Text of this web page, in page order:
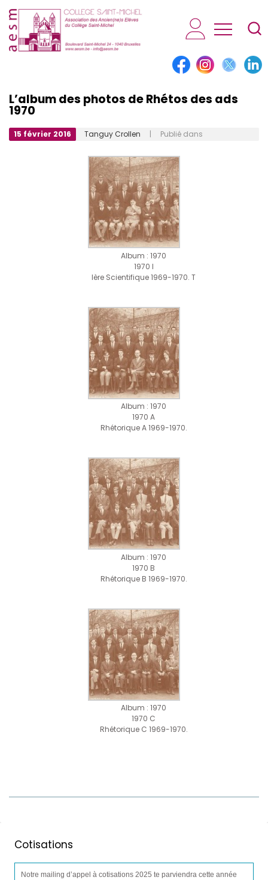
AESM...
L’album des photos de Rhétos des ads
1970
15 février 2016 Tanguy Crollen | Publié dans
Album : 1970
1970 I
Ière Scientifique 1969-1970. T
Album : 1970
1970 A
Rhétorique A 1969-1970.
Album : 1970
1970 B
Rhétorique B 1969-1970.
Album : 1970
1970 C
Rhétorique C 1969-1970.
Cotisations
Notre mailing d’appel à cotisations 2025 te parviendra cette année